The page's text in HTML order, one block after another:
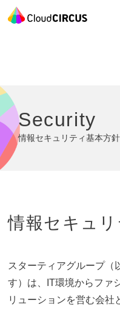
Security
情報セキュリティ基本方針
情報セキュ
スターティアグループ（
す）は、IT環境からファ
リューションを営む会社